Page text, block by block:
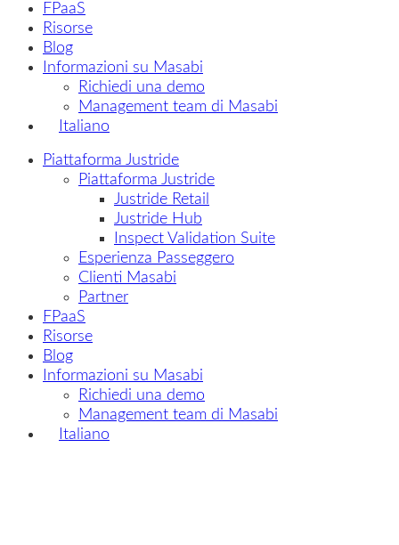
FPaaS
Risorse
Blog
Informazioni su Masabi
Richiedi una demo
Management team di Masabi
Italiano
Piattaforma Justride
Piattaforma Justride
Justride Retail
Justride Hub
Inspect Validation Suite
Esperienza Passeggero
Clienti Masabi
Partner
FPaaS
Risorse
Blog
Informazioni su Masabi
Richiedi una demo
Management team di Masabi
Italiano